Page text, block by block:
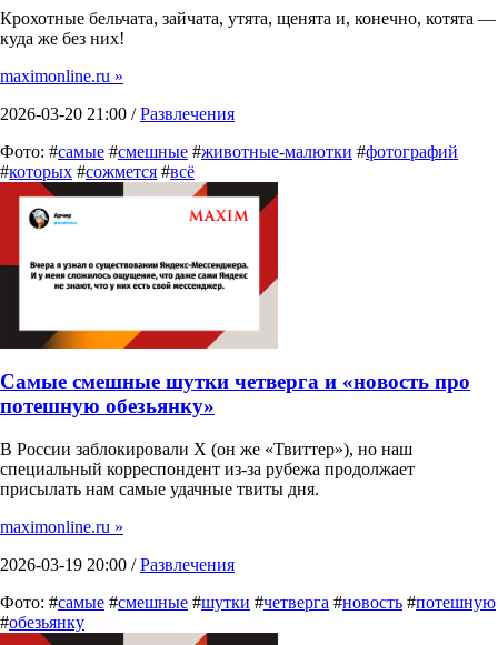
Крохотные бельчата, зайчата, утята, щенята и, конечно, котята —
куда же без них!
maximonline.ru »
2026-03-20 21:00 /Развлечения
Фото: #самые #смешные #животные-малютки #фотографий
#которых #сожмется #всё
Самые смешные шутки четверга и «новость про
потешную обезьянку»
В России заблокировали X (он же «Твиттер»), но наш
специальный корреспондент из-за рубежа продолжает
присылать нам самые удачные твиты дня.
maximonline.ru »
2026-03-19 20:00 /Развлечения
Фото: #самые #смешные #шутки #четверга #новость #потешную
#обезьянку